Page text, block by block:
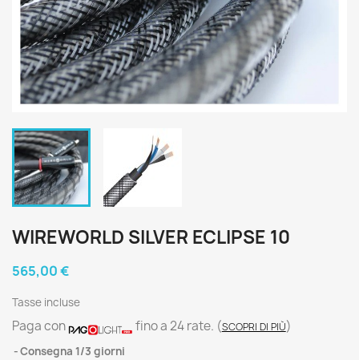
WIREWORLD SILVER ECLIPSE 10
565,00 €
Tasse incluse
Paga con fino a 24 rate. (SCOPRI DI PIÙ)
Consegna 1/3 giorni